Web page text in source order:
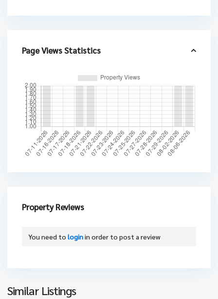
Page Views Statistics
Property Reviews
You need to loginin order to post a review
Similar Listings